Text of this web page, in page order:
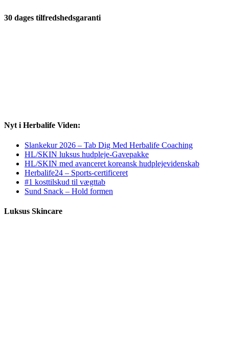
30 dages tilfredshedsgaranti
Nyt i Herbalife Viden:
Slankekur 2026 – Tab Dig Med Herbalife Coaching
HL/SKIN luksus hudpleje-Gavepakke
HL/SKIN med avanceret koreansk hudplejevidenskab
Herbalife24 – Sports-certificeret
#1 kosttilskud til vægttab
Sund Snack – Hold formen
Luksus Skincare